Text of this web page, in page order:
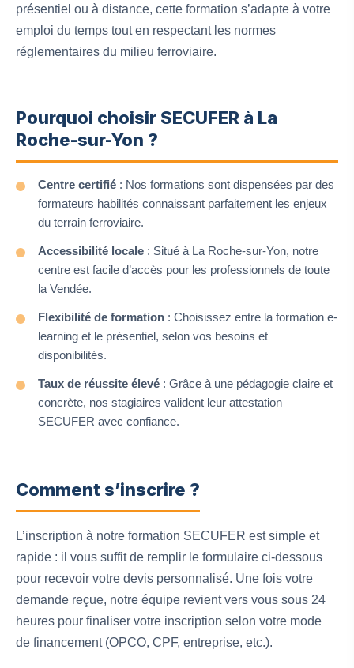
présentiel ou à distance, cette formation s’adapte à votre
emploi du temps tout en respectant les normes
réglementaires du milieu ferroviaire.
Pourquoi choisir SECUFER à La
Roche-sur-Yon ?
Centre certifié : Nos formations sont dispensées par des
formateurs habilités connaissant parfaitement les enjeux
du terrain ferroviaire.
Accessibilité locale : Situé à La Roche-sur-Yon, notre
centre est facile d’accès pour les professionnels de toute
la Vendée.
Flexibilité de formation : Choisissez entre la formation e-
learning et le présentiel, selon vos besoins et
disponibilités.
Taux de réussite élevé : Grâce à une pédagogie claire et
concrète, nos stagiaires valident leur attestation
SECUFER avec confiance.
Comment s’inscrire ?
L’inscription à notre formation SECUFER est simple et
rapide : il vous suffit de remplir le formulaire ci-dessous
pour recevoir votre devis personnalisé. Une fois votre
demande reçue, notre équipe revient vers vous sous 24
heures pour finaliser votre inscription selon votre mode
de financement (OPCO, CPF, entreprise, etc.).